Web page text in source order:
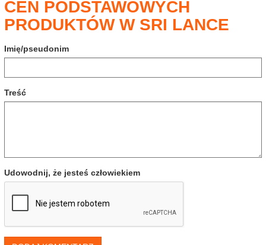
CEN PODSTAWOWYCH
PRODUKTÓW W SRI LANCE
Imię/pseudonim
Treść
Udowodnij, że jesteś człowiekiem